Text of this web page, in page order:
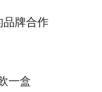
品牌合作
一盒